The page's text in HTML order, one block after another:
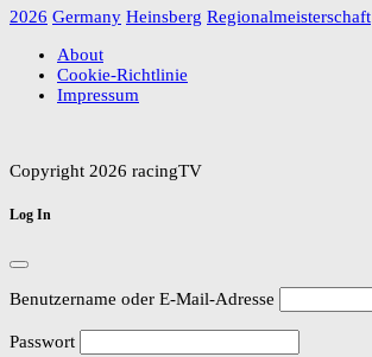
2026 Germany Heinsberg Regionalmeisterschaft
About
Cookie-Richtlinie
Impressum
Copyright 2026 racingTV
Log In
Benutzername oder E-Mail-Adresse
Passwort